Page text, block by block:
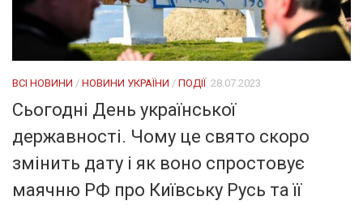
ВСІ НОВИНИ / НОВИНИ УКРАЇНИ / ПОДІЇ 28.07.2023
Сьогодні День української
державності. Чому це свято скоро
змінить дату і як воно спростовує
маячню РФ про Київську Русь та її